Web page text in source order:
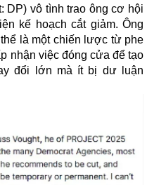
DP) vô tình trao ông cơ hội
kế hoạch cắt giảm. Ông
là một chiến lược từ phe
nhận việc đóng cửa để tạo
đổi lớn mà ít bị dư luận